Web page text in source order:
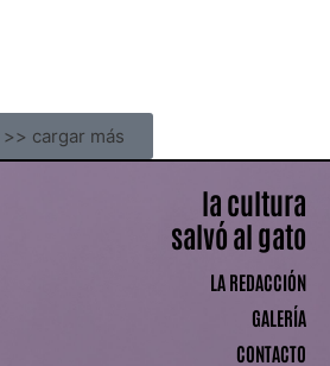
>> cargar más
la cultura
salvó al gato
LA REDACCIÓN
GALERÍA
CONTACTO